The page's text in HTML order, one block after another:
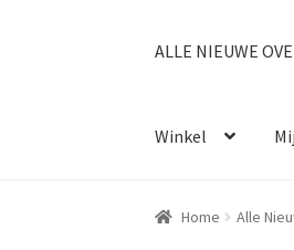
ALLE NIEUWE
Winkel
Home Alle